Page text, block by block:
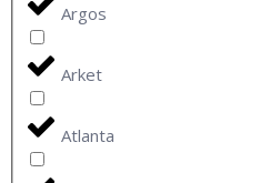
Argos
Arket
Atlanta